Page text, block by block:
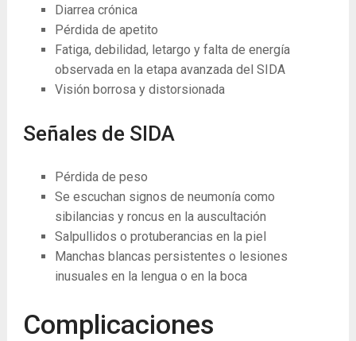
Diarrea crónica
Pérdida de apetito
Fatiga, debilidad, letargo y falta de energía
observada en la etapa avanzada del SIDA
Visión borrosa y distorsionada
Señales de SIDA
Pérdida de peso
Se escuchan signos de neumonía como
sibilancias y roncus en la auscultación
Salpullidos o protuberancias en la piel
Manchas blancas persistentes o lesiones
inusuales en la lengua o en la boca
Complicaciones